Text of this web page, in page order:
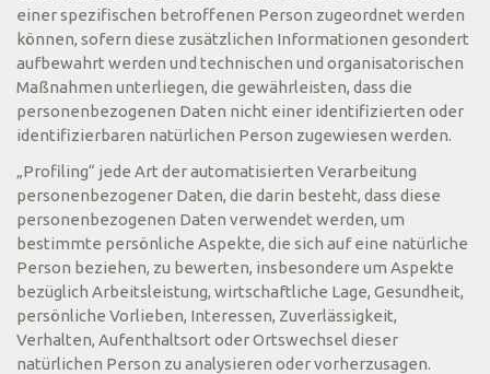
einer spezifischen betroffenen Person zugeordnet werden
können, sofern diese zusätzlichen Informationen gesondert
aufbewahrt werden und technischen und organisatorischen
Maßnahmen unterliegen, die gewährleisten, dass die
personenbezogenen Daten nicht einer identifizierten oder
identifizierbaren natürlichen Person zugewiesen werden.
„Profiling“ jede Art der automatisierten Verarbeitung
personenbezogener Daten, die darin besteht, dass diese
personenbezogenen Daten verwendet werden, um
bestimmte persönliche Aspekte, die sich auf eine natürliche
Person beziehen, zu bewerten, insbesondere um Aspekte
bezüglich Arbeitsleistung, wirtschaftliche Lage, Gesundheit,
persönliche Vorlieben, Interessen, Zuverlässigkeit,
Verhalten, Aufenthaltsort oder Ortswechsel dieser
natürlichen Person zu analysieren oder vorherzusagen.